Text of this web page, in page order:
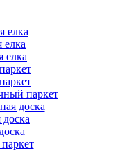
елка
елка
елка
паркет
доска